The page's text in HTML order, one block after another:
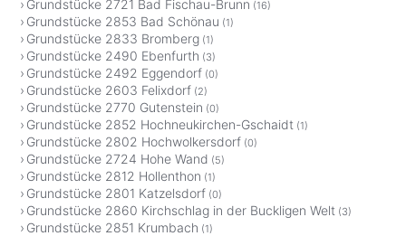
Grundstücke 2721 Bad Fischau-Brunn (16)
Grundstücke 2853 Bad Schönau (1)
Grundstücke 2833 Bromberg (1)
Grundstücke 2490 Ebenfurth (3)
Grundstücke 2492 Eggendorf (0)
Grundstücke 2603 Felixdorf (2)
Grundstücke 2770 Gutenstein (0)
Grundstücke 2852 Hochneukirchen-Gschaidt (1)
Grundstücke 2802 Hochwolkersdorf (0)
Grundstücke 2724 Hohe Wand (5)
Grundstücke 2812 Hollenthon (1)
Grundstücke 2801 Katzelsdorf (0)
Grundstücke 2860 Kirchschlag in der Buckligen Welt (3)
Grundstücke 2851 Krumbach (1)